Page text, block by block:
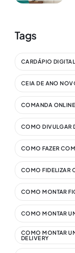
Tags
CARDÁPIO
CEIA DE ANO
COMANDA ONLINE
COMO DIVULGAR
COMO FAZER
COMO FIDELIZAR
COMO MONTAR
COMO MONTAR
COMO MONTAR
DELIVERY